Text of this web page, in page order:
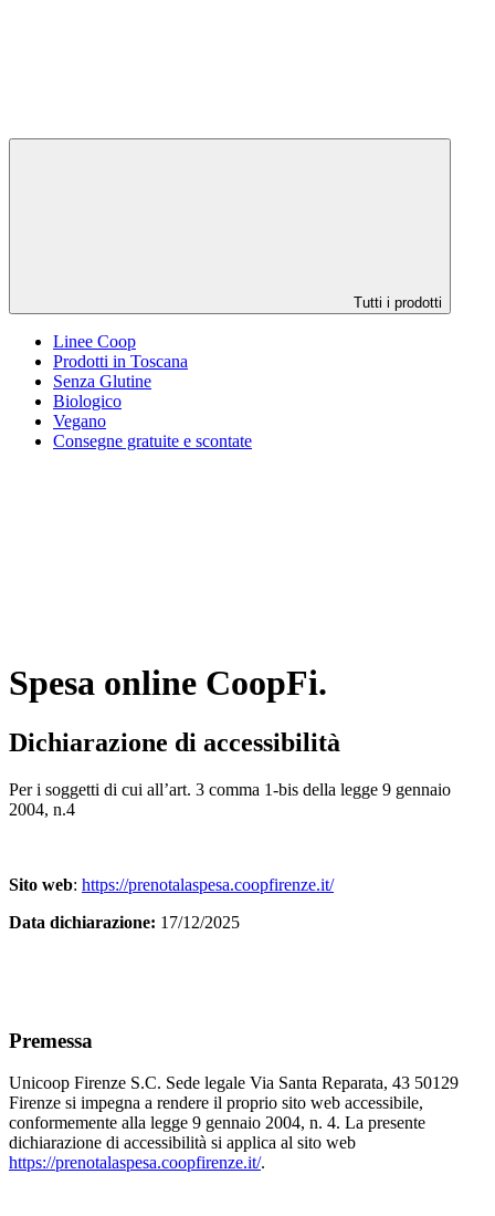
Tutti i prodotti
Linee Coop
Prodotti in Toscana
Senza Glutine
Biologico
Vegano
Consegne gratuite e scontate
Spesa online CoopFi.
Dichiarazione di accessibilità
Per i soggetti di cui all’art. 3 comma 1-bis della legge 9 gennaio
2004, n.4
Sito web: https://prenotalaspesa.coopfirenze.it/
Data dichiarazione: 17/12/2025
Premessa
Unicoop Firenze S.C. Sede legale Via Santa Reparata, 43 50129
Firenze si impegna a rendere il proprio sito web accessibile,
conformemente alla legge 9 gennaio 2004, n. 4. La presente
dichiarazione di accessibilità si applica al sito web
https://prenotalaspesa.coopfirenze.it/.